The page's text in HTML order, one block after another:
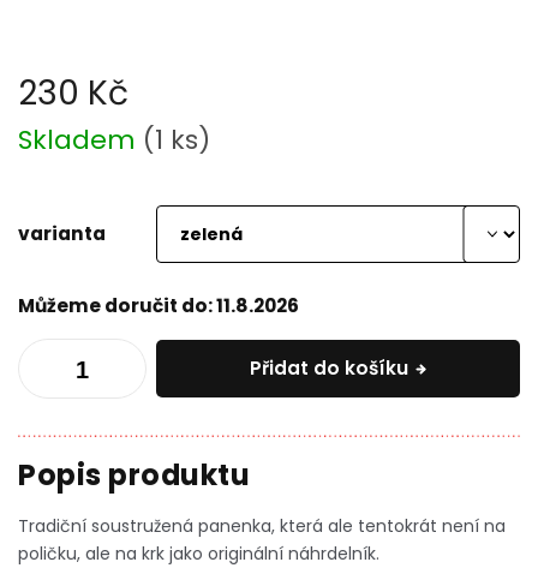
230 Kč
Měrná
cena:
Skladem (1 ks)
varianta
Můžeme doručit do:11.8.2026
Přidat do košíku
Tradiční soustružená panenka, která ale tentokrát není na
poličku, ale na krk jako originální náhrdelník.